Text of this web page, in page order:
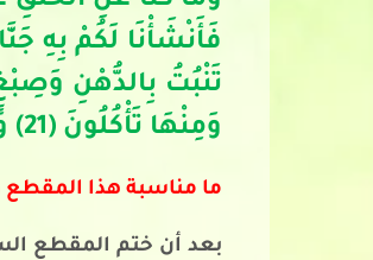
وَمِنْهَا تَأْكُلُونَ (21) وَعَلَيْهَا وَعَلَى الْفُلْكِ تُحْمَلُونَ (22)
ما مناسبة هذا
بعد أن ختم المقطع